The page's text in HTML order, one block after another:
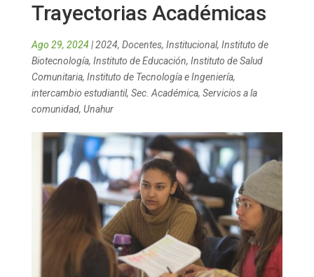
Trayectorias Académicas
Ago 29, 2024|2024, Docentes, Institucional, Instituto de
Biotecnología, Instituto de Educación, Instituto de Salud
Comunitaria, Instituto de Tecnología e Ingeniería,
intercambio estudiantil, Sec. Académica, Servicios a la
comunidad, Unahur